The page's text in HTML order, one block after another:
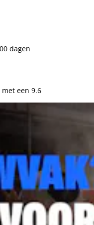
dagen
een 9.6